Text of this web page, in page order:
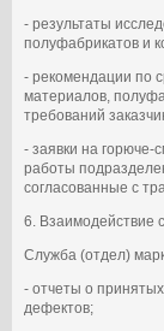
- результаты
полуфабрикатов и
- рекомендации по
материалов,
требований
- заявки на
работы
согласованные с
6. Взаимодействие
Служба (отдел)
- отчеты о
дефектов;